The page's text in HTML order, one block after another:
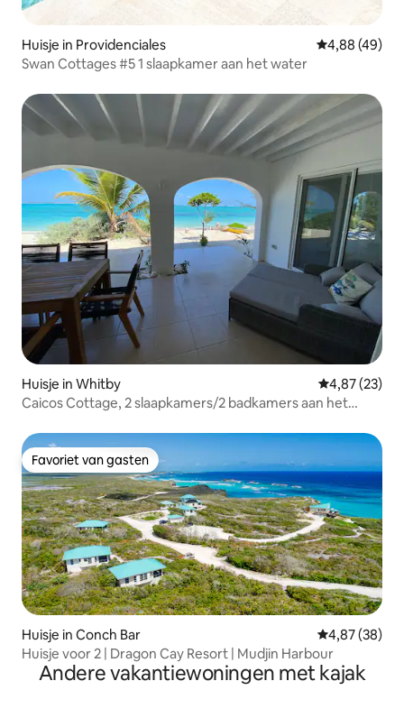
Huisje in Providenciales Gemiddelde
4,88 (49)
Swan Cottages #5 1 slaapkamer aan het water
Huisje in Whitby Gemiddelde
4,87 (23)
Caicos Cottage, 2 slaapkamers/2 badkamers aan het
Favoriet van gasten
Favoriet van gasten
Huisje in Conch Bar Gemiddelde
4,87 (38)
Huisje voor 2 | Dragon Cay Resort | Mudjin Harbour
Andere vakantiewoningen met kajak